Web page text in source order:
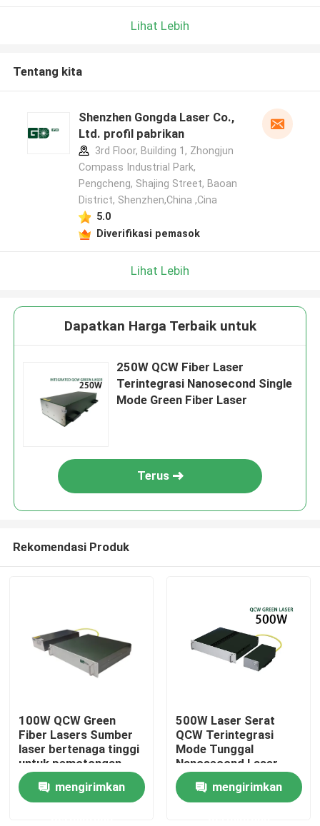
Rumah
Lihat Lebih
Tentang kita
Shenzhen Gongda Laser Co.,
Ltd. profil pabrikan
3rd Floor, Building 1, Zhongjun
Compass Industrial Park,
Pengcheng, Shajing Street, Baoan
District, Shenzhen,China ,Cina
5.0
Diverifikasi pemasok
Lihat Lebih
Dapatkan Harga Terbaik untuk
250W QCW Fiber Laser
Terintegrasi Nanosecond Single
Mode Green Fiber Laser
Terus
Rekomendasi Produk
100W QCW Green
Fiber Lasers Sumber
laser bertenaga tinggi
untuk pemotongan
Pengeboran
Pengelasan 200W
300W 500W
mengirimkan
500W Laser Serat
QCW Terintegrasi
Mode Tunggal
Nanosecond Laser
Serat Hijau
mengirimkan